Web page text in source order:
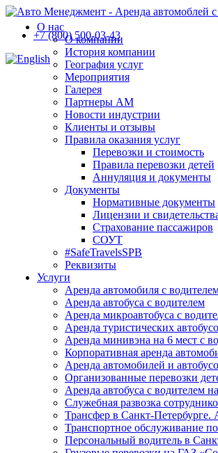
+7 (800) 500-03-43
О нас
О компании
История компании
География услуг
Мероприятия
Галерея
Партнеры АМ
Новости индустрии
Клиенты и отзывы
Правила оказания услуг
Перевозки и стоимость
Правила перевозки детей
Аннуляция и документы
Документы
Нормативные документы
Лицензии и
Страхование пассажиров
СОУТ
#SafeTravelsSPB
Реквизиты
Услуги
Аренда автомобиля с
Аренда автобуса с водителем
Аренда микроавтобуса с
Аренда туристических
Аренда минивэна на 6 мест с
Корпоративная аренда
Аренда автомобилей и
Организованные перевозки
Аренда автобуса с водителем
Служебная развозка
Трансфер в Санкт-Петербурге.
Транспортное обслуживание
Персональный водитель в